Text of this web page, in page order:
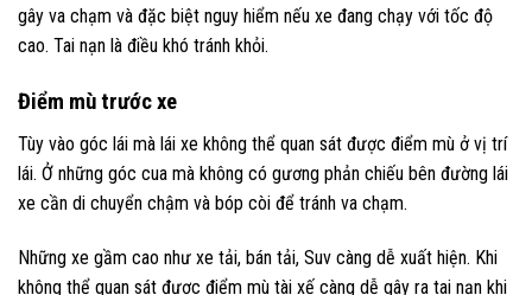
gây va chạm và đặc biệt nguy hiểm nếu xe đang chạy với tốc độ
cao. Tai nạn là điều khó tránh khỏi.
Điểm mù trước xe
Tùy vào góc lái mà lái xe không thể quan sát được điểm mù ở vị trí
lái. Ở những góc cua mà không có gương phản chiếu bên đường lái
xe cần di chuyển chậm và bóp còi để tránh va chạm.
Những xe gầm cao như xe tải, bán tải, Suv càng dễ xuất hiện. Khi
không thể quan sát được điểm mù tài xế càng dễ gây ra tai nạn khi